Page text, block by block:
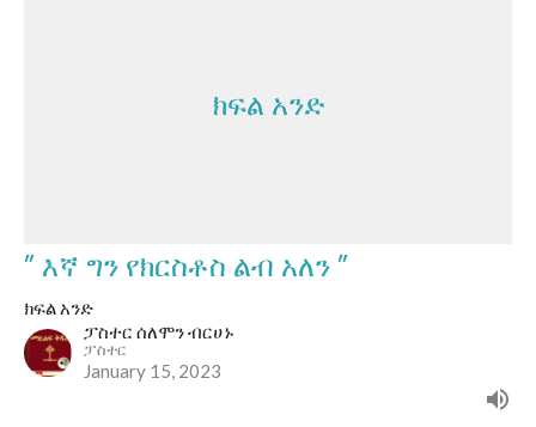
ክፍል አንድ
” እኛ ግን የክርስቶስ ልብ አለን ”
ክፍል አንድ
ፓስተር ሰለሞን ብርሀኑ
ፓስተር
January 15, 2023